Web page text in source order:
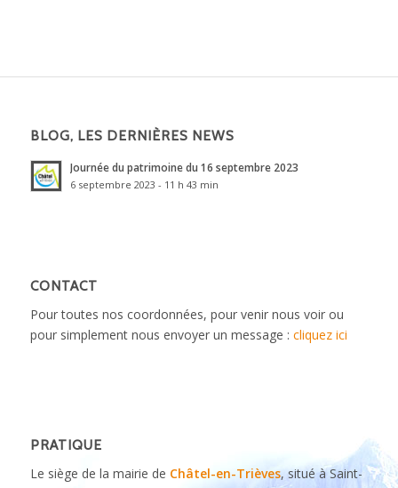
BLOG, LES DERNIÈRES NEWS
Journée du patrimoine du 16 septembre 2023
6 septembre 2023 - 11 h 43 min
CONTACT
Pour toutes nos coordonnées, pour venir nous voir ou
pour simplement nous envoyer un message : cliquez ici
PRATIQUE
Le siège de la mairie de Châtel-en-Trièves, situé à Saint-